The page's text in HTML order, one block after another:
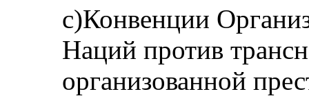
c)Конвенции
Наций против
организованной